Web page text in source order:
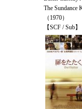
The Sundance
（1970）
【SCF / Sub】